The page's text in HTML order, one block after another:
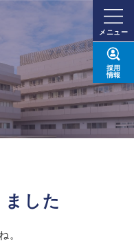
メニュー
採用
情報
した
。